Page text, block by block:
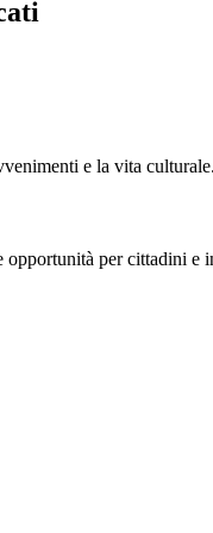
e la vita culturale.
per cittadini e